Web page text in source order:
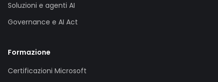
Soluzioni e agenti AI
Governance e AI Act
Formazione
Certificazioni Microsoft